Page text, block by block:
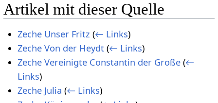
Artikel mit dieser Quelle
Zeche Unser Fritz (← Links)
Zeche Von der Heydt (← Links)
Zeche Vereinigte Constantin der Große (←
Links)
Zeche Julia (← Links)